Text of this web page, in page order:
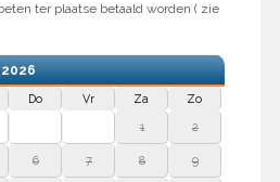
ter plaatse betaald worden ( zie
2026
Do Vr Za Zo
1 2
6 7 8 9